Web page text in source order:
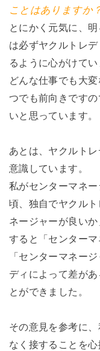
ことはありますか
とにかく元気に、
は必ずヤクルトレ
るように心がけてい
どんな仕事でも大
つでも前向きです
いと思っています。
あとは、ヤクルト
意識しています。
私がセンターマネ
頃、独自でヤクル
ネージャーが良い
すると「センターマ
「センターマネー
ディによって差が
とができました。
その意見を参考に
なく接することを